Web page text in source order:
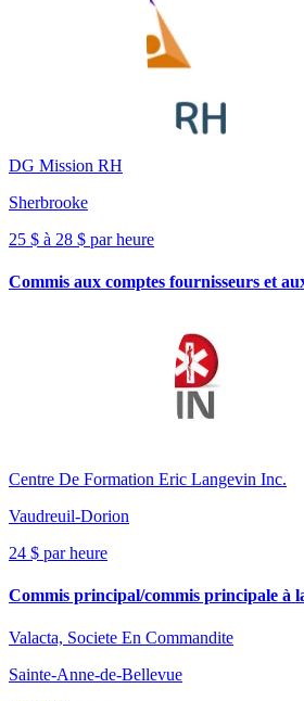
DG Mission RH
Sherbrooke
25 $ à 28 $ par heure
Commis aux comptes fournisseurs et
Centre De Formation Eric Langevin Inc.
Vaudreuil-Dorion
24 $ par heure
Commis principal/commis principale à
Valacta, Societe En Commandite
Sainte-Anne-de-Bellevue